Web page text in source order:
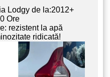
Lodgy de la:2012+
Ore
rezistent la apă
ridicată!